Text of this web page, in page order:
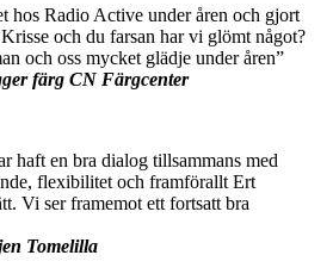
hos Radio Active under åren och gjort
och du farsan har vi glömt något?
och oss mycket glädje under åren”
färg CN Färgcenter
haft en bra dialog tillsammans med
flexibilitet och framförallt Ert
Vi ser framemot ett fortsatt bra
Tomelilla